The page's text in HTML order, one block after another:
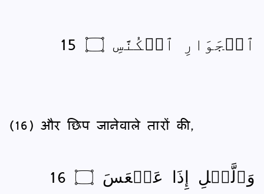
ٱلۡجَوَارِ ٱلۡكُنَّسِ ۝ 15
(16) और छिप जानेवाले तारों की,
وَٱلَّيۡلِ إِذَا عَسۡعَسَ ۝ 16